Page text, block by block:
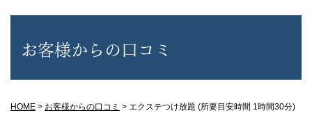
お客様からの口コミ
HOME > お客様からの口コミ > エクステつけ放題 (所要目安時間 1時間30分)